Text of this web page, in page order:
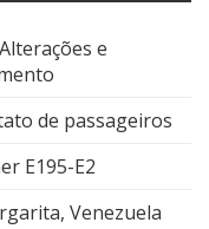
e
de passageiros
E195-E2
Venezuela